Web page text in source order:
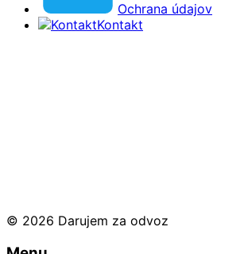
Ochrana údajov
Kontakt
© 2026 Darujem za odvoz